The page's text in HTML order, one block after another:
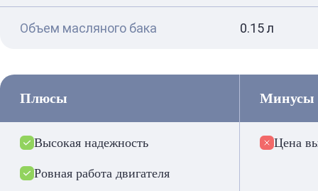
Объем масляного бака 0.15 л
Плюсы
Высокая надежность
Ровная работа двигателя
Минусы
Цена